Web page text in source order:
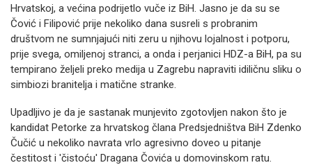
Hrvatskoj, a većina podrijetlo vuče iz BiH. Jasno je da su se
Čović i Filipović prije nekoliko dana susreli s probranim
društvom ne sumnjajući niti zeru u njihovu lojalnost i potporu,
prije svega, omiljenoj stranci, a onda i perjanici HDZ-a BiH, pa su
tempirano željeli preko medija u Zagrebu napraviti idiličnu sliku o
simbiozi branitelja i matične stranke.
Upadljivo je da je sastanak munjevito zgotovljen nakon što je
kandidat Petorke za hrvatskog člana Predsjedništva BiH Zdenko
Čučić u nekoliko navrata vrlo agresivno doveo u pitanje
čestitost i 'čistoću' Dragana Čovića u domovinskom ratu.